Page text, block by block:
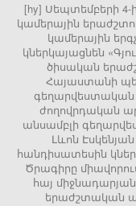
[hy] Սեպտեմբերի 4-
կամերային
կամերային
կներկայացնեն
ծիսական
Հայաստանի
գեղարվեստական
ժողովրդական
անսամբլի
Լևոն
հանդիսատեսին
Ծրագիրը
հայ
երաժշտական